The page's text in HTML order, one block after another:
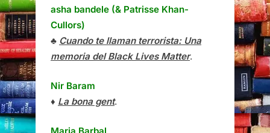
asha bandele (& Patrisse Khan-
Cullors)
♣ Cuando te llaman terrorista: Una
memoria del Black Lives Matter.
Nir Baram
♦ La bona gent.
Maria Barbal